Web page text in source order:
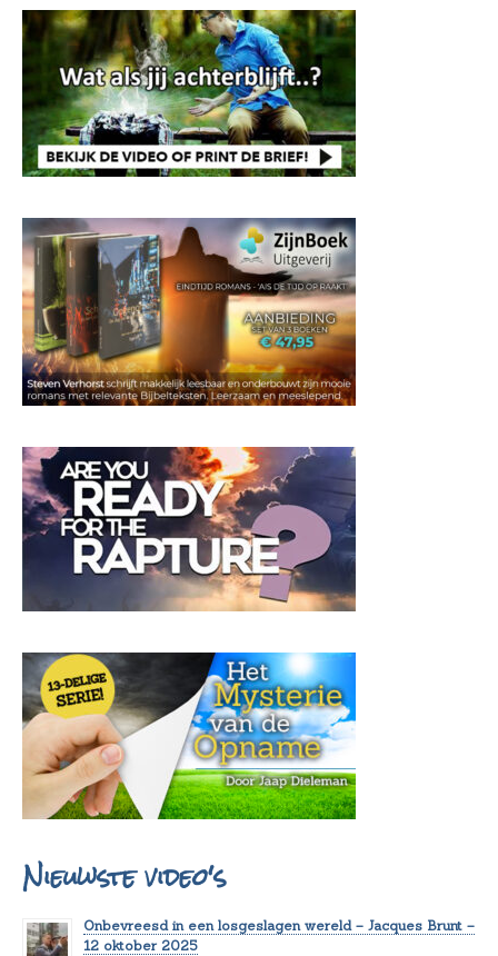
Nieuwste video's
Onbevreesd in een losgeslagen wereld – Jacques Brunt –
12 oktober 2025